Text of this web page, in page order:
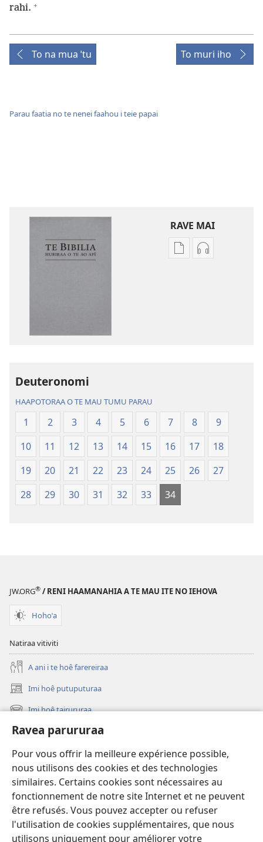
Ravea parururaa
Pour vous offrir la meilleure expérience possible,
nous utilisons des cookies et des technologies
similaires. Certains cookies sont nécessaires au
fonctionnement de notre site Internet et ne peuvent
être refusés. Vous pouvez accepter ou refuser
l'utilisation de cookies supplémentaires, que nous
utilisons uniquement pour améliorer votre
rahi. +
To na mua ˈtu To muri iho
Parau faatia no te nenei faahou i teie papai
RAVE MAI
No
o
ao
apî
No
Te
Bibilia,
Huriraa
ao
Deuteronomi
HAAPOTORAA O TE MAU TUMU PARAU
1 2 3 4 5 6 7 8
9
10
11 12 13 14 15 16 17
18
19
20 21 22 23 24 25 26
27
28
29 30 31 32 33 34
JW.ORG® / RENI HAAMANAHIA A TE MAU ITE NO IEHOVA
Hohoˈa
Natiraa vitiviti
A ani i te hoê farereiraa
Imi hoê putuputuraa
(opens
new Imi hoê tairururaa
(opens
new
window)
Eaha te mea apî
Video
Maimiraa
Te mau ô
(opens
new
window)VAIRAA PAPAI NATIRARA Watchtower